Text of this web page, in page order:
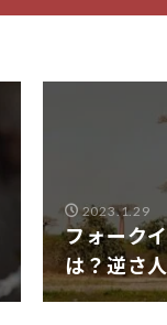
2023.1.29
フォーク
は？逆さ